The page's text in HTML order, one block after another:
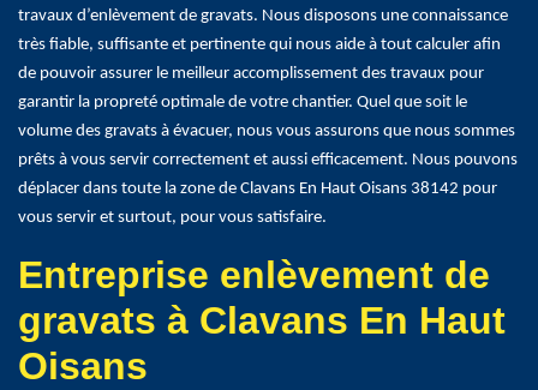
travaux d’enlèvement de gravats. Nous disposons une connaissance
très fiable, suffisante et pertinente qui nous aide à tout calculer afin
de pouvoir assurer le meilleur accomplissement des travaux pour
garantir la propreté optimale de votre chantier. Quel que soit le
volume des gravats à évacuer, nous vous assurons que nous sommes
prêts à vous servir correctement et aussi efficacement. Nous pouvons
déplacer dans toute la zone de Clavans En Haut Oisans 38142 pour
vous servir et surtout, pour vous satisfaire.
Entreprise enlèvement de
gravats à Clavans En Haut
Oisans